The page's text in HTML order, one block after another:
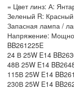
= Цвет линз: А:
Зеленый R:
Запасная лампа /
Напряжение:
BB261225E
24 В 25W E14
48В 25W E14
115В 25W E14
230В 25W E14